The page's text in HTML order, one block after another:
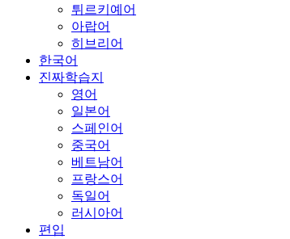
튀르키예어
아랍어
히브리어
한국어
진짜학습지
영어
일본어
스페인어
중국어
베트남어
프랑스어
독일어
러시아어
편입